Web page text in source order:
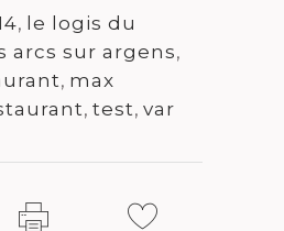
, le logis du
arcs sur argens,
, max
, test, var